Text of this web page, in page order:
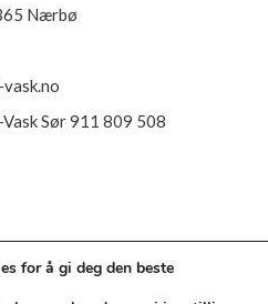
Nærbø
Sør 911 809 508
for å gi deg den beste